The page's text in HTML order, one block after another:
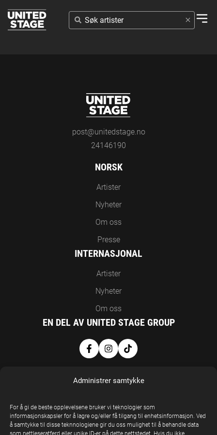
Administrer samtykke
For å gi de beste opplevelsene bruker vi teknologier som
informasjonskapsler for å lagre og/eller få tilgang til enhetsinformasjon. Ved
å samtykke til disse teknnologiene gir du oss mulighet til å behandle data
som nettleseratferd eller unike ID-er på dette nettstedet. Hvis du ikke
SØK
ARTISTER
post@unitedstage.no
24146190
NORSK
Artister
Nyheter
Om oss
Presse
INTERNASJONAL
Artister
Nyheter
Om oss
EN DEL AV UNITED STAGE GROUP
United Stage